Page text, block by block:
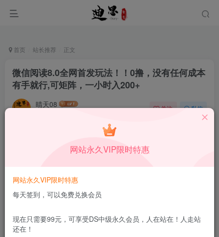
首页 站长推荐 正文
微信阅读8.0全网首发玩法！！0撸，没有任何成本
有手就行,可矩阵，一小时入200+
晴天08 关注 私信
用途。如有侵权、不妥之处，请第一时间联系我们删除！
网站永久VIP限时特惠
网站永久VIP限时特惠
每天签到，可以免费兑换会员
现在只需要99元，可享受DS中级永久会员，人在站在！人走站
还在！